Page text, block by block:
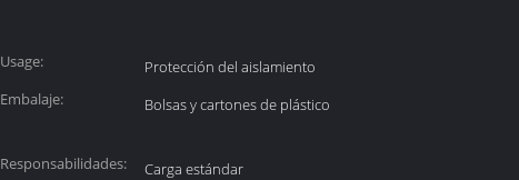
Usage:
Protección del aislamiento
Embalaje: Bolsas y cartones de plástico
Responsabilidades:
Carga estándar